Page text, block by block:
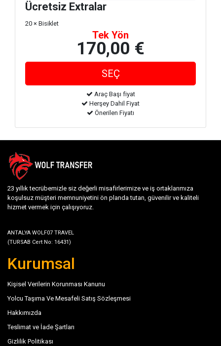
Ücretsiz Extralar
20 × Bisiklet
Tek Yön
170,00 €
Araç Başı fiyat
Herşey Dahil Fiyat
Önerilen Fiyatı
23 yıllık tecrübemizle siz değerli misafirlerimize ve iş ortaklarımıza
koşulsuz müşteri memnuniyetini ön planda tutan, güvenilir ve kaliteli
hizmet vermek için çalışıyoruz.
ANTALYA WOLF07 TRAVEL
(TURSAB Cert No: 16431)
Kurumsal
Kişisel Verilerin Korunması Kanunu
Yolcu Taşıma Ve Mesafeli Satış Sözleşmesi
Hakkımızda
Teslimat ve İade Şartları
Gizlilik Politikası